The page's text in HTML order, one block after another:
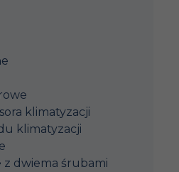
klimatyzacji
klimatyzacji
z dwiema śrubami